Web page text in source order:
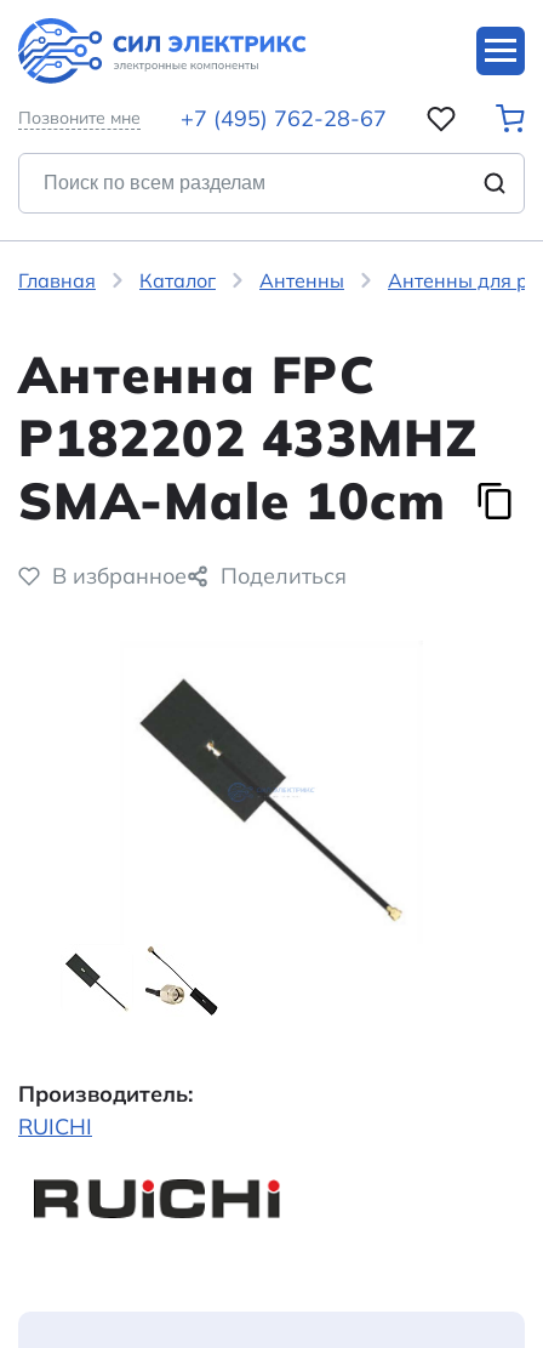
Позвоните мне +7 (495) 762-28-67
Главная Каталог Антенны Антенны для
Антенна FPC
P182202 433MHZ
SMA-Male 10cm
В избранное Поделиться
Производитель:
RUICHI